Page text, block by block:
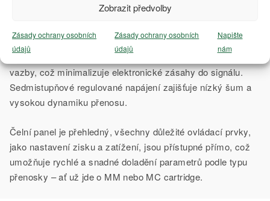
Zobrazit předvolby
Zásady ochrany osobních
údajů
Zásady ochrany osobních
údajů
Napište
nám
Konstrukce a analogová architektura
UltraPhono Pro využívá plně diskrétní J FET a MOSFET
zesilovací stupně a pasivní RIAA korekci bez zpětné
vazby, což minimalizuje elektronické zásahy do signálu.
Sedmistupňové regulované napájení zajišťuje nízký šum a
vysokou dynamiku přenosu.
Čelní panel je přehledný, všechny důležité ovládací prvky,
jako nastavení zisku a zatížení, jsou přístupné přímo, což
umožňuje rychlé a snadné doladění parametrů podle typu
přenosky – ať už jde o MM nebo MC cartridge.